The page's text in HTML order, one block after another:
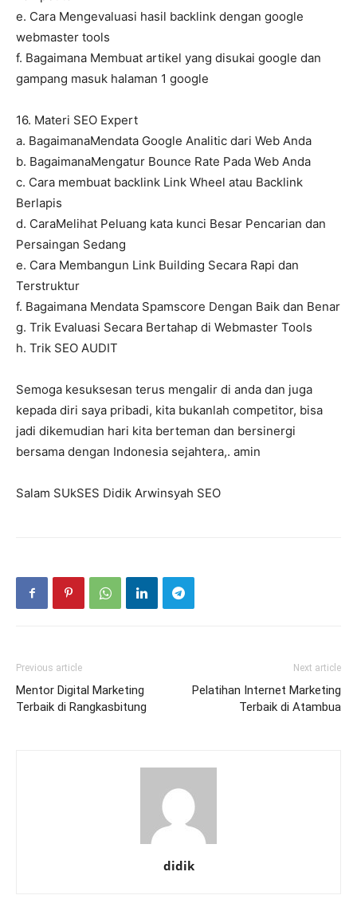
e. Cara Mengevaluasi hasil backlink dengan google
webmaster tools
f. Bagaimana Membuat artikel yang disukai google dan
gampang masuk halaman 1 google
16. Materi SEO Expert
a. BagaimanaMendata Google Analitic dari Web Anda
b. BagaimanaMengatur Bounce Rate Pada Web Anda
c. Cara membuat backlink Link Wheel atau Backlink
Berlapis
d. CaraMelihat Peluang kata kunci Besar Pencarian dan
Persaingan Sedang
e. Cara Membangun Link Building Secara Rapi dan
Terstruktur
f. Bagaimana Mendata Spamscore Dengan Baik dan Benar
g. Trik Evaluasi Secara Bertahap di Webmaster Tools
h. Trik SEO AUDIT
Semoga kesuksesan terus mengalir di anda dan juga
kepada diri saya pribadi, kita bukanlah competitor, bisa
jadi dikemudian hari kita berteman dan bersinergi
bersama dengan Indonesia sejahtera,. amin
Salam SUkSES Didik Arwinsyah SEO
Previous article
Mentor Digital Marketing
Terbaik di Rangkasbitung
Next article
Pelatihan Internet Marketing
Terbaik di Atambua
didik